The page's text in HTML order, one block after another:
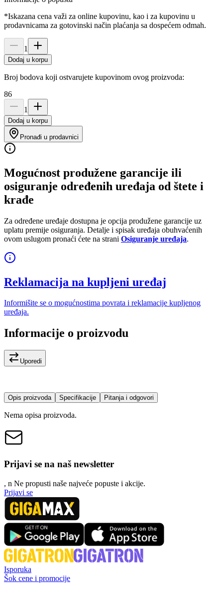
*Iskazana cena važi za online kupovinu, kao i za kupovinu u
prodavnicama za gotovinski način plaćanja sa dospećem odmah.
1
Dodaj u korpu
Broj bodova koji ostvarujete kupovinom ovog proizvoda:
86
1
Dodaj u korpu
Pronađi u prodavnici
Mogućnost produžene garancije ili
osiguranje određenih uređaja od štete i
krađe
Za određene uređaje dostupna je opcija produžene garancije uz
uplatu premije osiguranja. Detalje i spisak uređaja obuhvaćenih
ovom uslugom pronaći ćete na strani Osiguranje uređaja.
Reklamacija na kupljeni uređaj
Informišite se o mogućnostima povrata i reklamacije kupljenog
uređaja.
Informacije o proizvodu
Uporedi
Opis proizvoda Specifikacije Pitanja i odgovori
Nema opisa proizvoda.
Prijavi se na naš newsletter
, n Ne propusti naše najveće popuste i akcije.
Prijavi se
Isporuka
Šok cene i promocije